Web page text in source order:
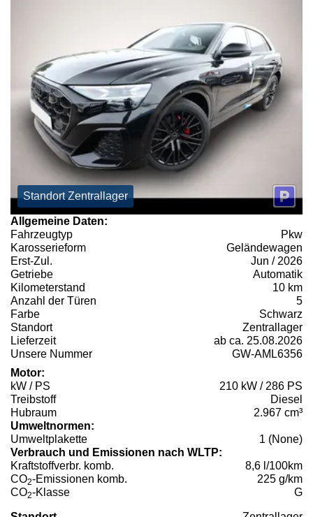
Standort Zentrallager
Allgemeine Daten:
Fahrzeugtyp
Pkw
Karosserieform
Geländewagen
Erst-Zul.
Jun / 2026
Getriebe
Automatik
Kilometerstand
10 km
Anzahl der Türen
5
Farbe
Schwarz
Standort
Zentrallager
Lieferzeit
ab ca. 25.08.2026
Unsere Nummer
GW-AML6356
Motor:
kW / PS
210 kW / 286 PS
Treibstoff
Diesel
Hubraum
2.967 cm³
Umweltnormen:
Umweltplakette
1 (None)
Verbrauch und Emissionen nach WLTP:
Kraftstoffverbr. komb.
8,6 l/100km
CO2-Emissionen komb.
225 g/km
CO2-Klasse G